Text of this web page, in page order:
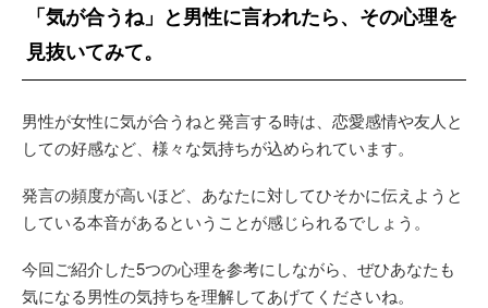
「気が合うね」と男性に言われたら、その心理を
見抜いてみて。
男性が女性に気が合うねと発言する時は、恋愛感情や友人と
しての好感など、様々な気持ちが込められています。
発言の頻度が高いほど、あなたに対してひそかに伝えようと
している本音があるということが感じられるでしょう。
今回ご紹介した5つの心理を参考にしながら、ぜひあなたも
気になる男性の気持ちを理解してあげてくださいね。